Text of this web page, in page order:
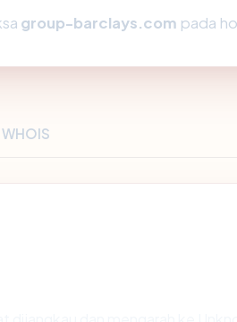
group-barclays.com pada
WHOIS